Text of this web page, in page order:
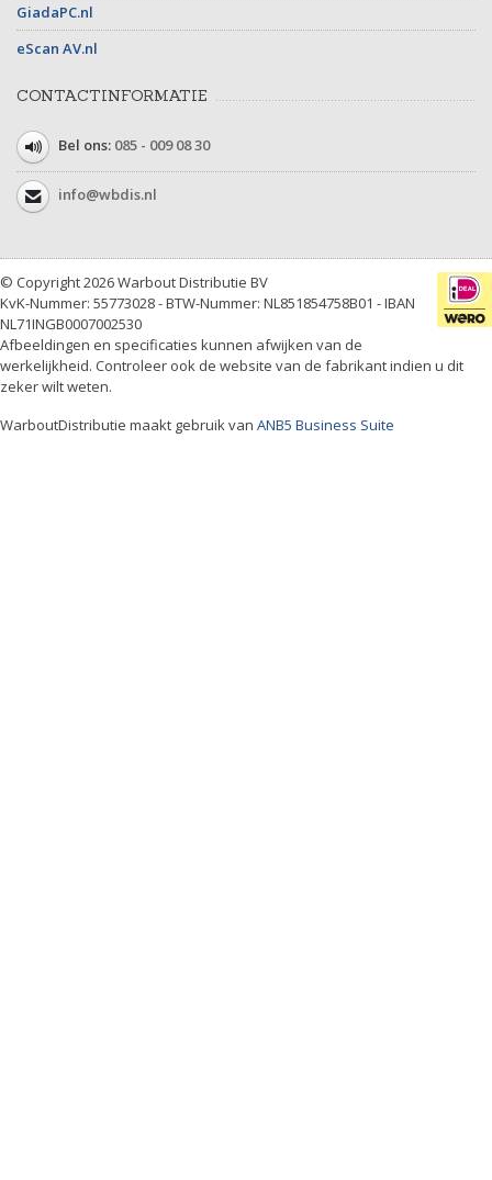
GiadaPC.nl
eScan AV.nl
CONTACTINFORMATIE
Bel ons: 085 - 009 08 30
info@wbdis.nl
© Copyright 2026 Warbout Distributie BV
KvK-Nummer: 55773028 - BTW-Nummer: NL851854758B01 - IBAN
NL71INGB0007002530
Afbeeldingen en specificaties kunnen afwijken van de
werkelijkheid. Controleer ook de website van de fabrikant indien u dit
zeker wilt weten.
WarboutDistributie maakt gebruik van ANB5 Business Suite